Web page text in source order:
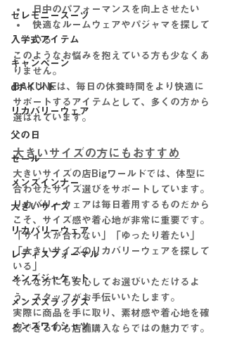
セレモニースーツ
入学式アイテム
キャンペーン
dポイント
リカバリーウェア
父の日
セール
メンズインナー
大きいサイズ
リカバリーウェア
レディスフォーマル
メンズジャケット
メンズスラックス
メンズワイシャツ
日中のパフォーマンスを向上させたい
快適なルームウェアやパジャマを探して
いる
このようなお悩みを抱えている方も少なくあ
りません。
BAKUNEは、毎日の休養時間をより快適に
サポートするアイテムとして、多くの方から
選ばれています。
大きいサイズの方にもおすすめ
大きいサイズの店Bigワールドでは、体型に
合わせたサイズ選びをサポートしています。
リカバリーウェアは毎日着用するものだから
こそ、サイズ感や着心地が非常に重要です。
「サイズが合わない」「ゆったり着たい」
「大きいサイズのリカバリーウェアを探して
いる」
そんな方にも安心してお選びいただけるよ
う、スタッフがお手伝いいたします。
実際に商品を手に取り、素材感や着心地を確
認できるのも店舗購入ならではの魅力です。